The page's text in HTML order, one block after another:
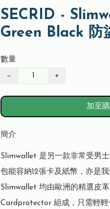
SECRID -
Green Black 防
數量
− +
加至
簡介
Slimwallet 是另一款非常受男
包能容納12張卡及紙幣，亦是
Slimwallet 均由歐洲的精選皮
Cardprotector 組成，只需輕輕